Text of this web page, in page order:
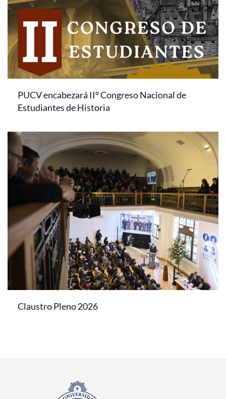
PUCV encabezará II° Congreso Nacional de
Estudiantes de Historia
Claustro Pleno 2026